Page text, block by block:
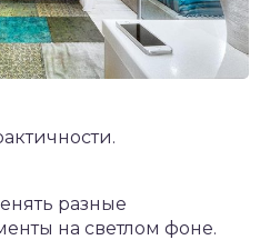
разные
на светлом фоне.